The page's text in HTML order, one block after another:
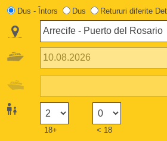
Dus - Întors Dus Retururi diferite
18+ < 18